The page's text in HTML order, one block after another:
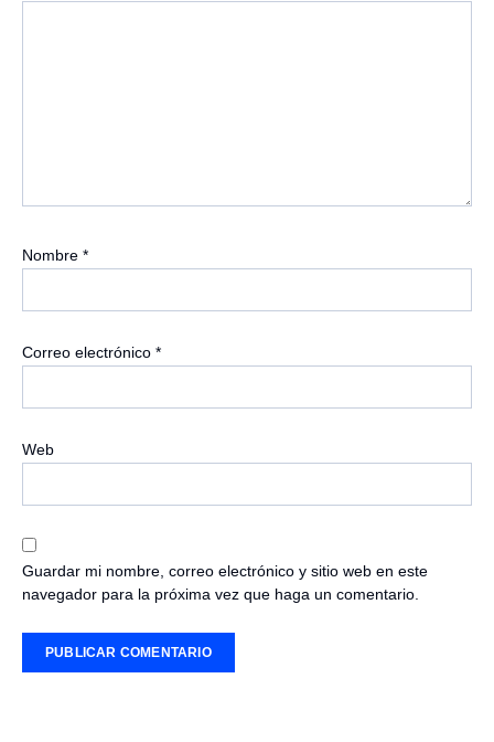
Nombre *
Correo electrónico *
Web
Guardar mi nombre, correo electrónico y sitio web en este
navegador para la próxima vez que haga un comentario.